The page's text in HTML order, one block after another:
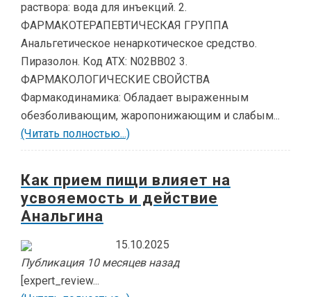
раствора: вода для инъекций. 2.
ФАРМАКОТЕРАПЕВТИЧЕСКАЯ ГРУППА
Анальгетическое ненаркотическое средство.
Пиразолон. Код АТХ: N02BB02 3.
ФАРМАКОЛОГИЧЕСКИЕ СВОЙСТВА
Фармакодинамика: Обладает выраженным
обезболивающим, жаропонижающим и слабым...
(Читать полностью...)
Как прием пищи влияет на
усвояемость и действие
Анальгина
15.10.2025
Публикация 10 месяцев назад
[expert_review...